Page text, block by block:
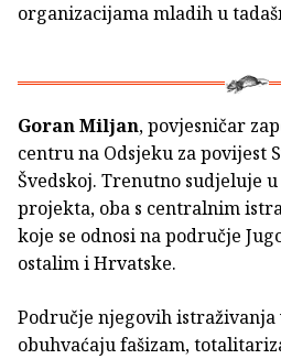
organizacijama mladih u
Goran Miljan, povjesničar
centru na Odsjeku za povijest
Švedskoj. Trenutno sudjeluje
projekta, oba s centralnim
koje se odnosi na područje
ostalim i Hrvatske.
Područje njegovih
obuhvaćaju fašizam,